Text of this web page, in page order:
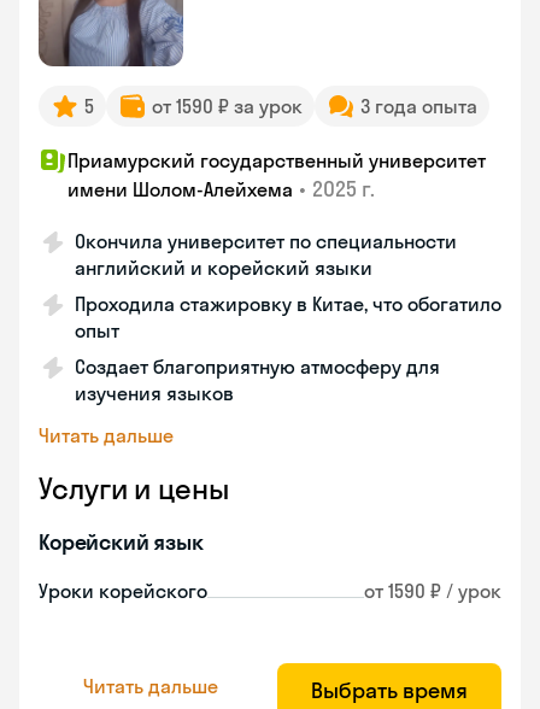
5 от 1590 ₽ за урок 3 года опыта
Приамурский государственный университет
имени Шолом-Алейхема • 2025 г.
Окончила университет по специальности
английский и корейский языки
Проходила стажировку в Китае, что обогатило
опыт
Создает благоприятную атмосферу для
изучения языков
Читать дальше
Услуги и цены
Корейский язык
Уроки корейского от 1590 ₽ / урок
Читать дальше Выбрать время